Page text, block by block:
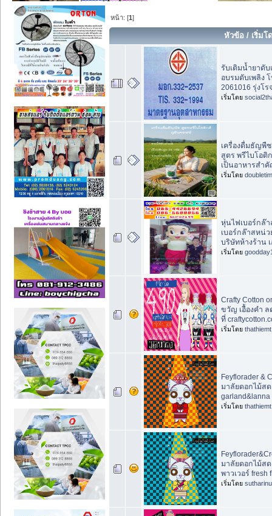
หน้า: [1]
หัวข้อ / เริ่มโ
รับเติมน้ำยาดับ
อบรมดับเพลิง
2061016 รุ่งโร
เริ่มโดย
เครื่องดื่มธัญพื
สูตร พรีไบโอติ
เป็นอาหารสำ
เริ่มโดย
หุ่นไฟเบอร์กล๊
เบอร์กล๊าสหน่
บริษัทห้างร้าน
เริ่มโดย
Crafty Cotton
ขวัญ เอื้องคำ
ที่
เริ่มโดย thathiemt
Feyflorader &
มาลัยดอกไม้สด
garland&lanna
เริ่มโดย thathiemt
มาลัยดอกไม้ส
พาวเวอร์ fresh
เริ่มโดย